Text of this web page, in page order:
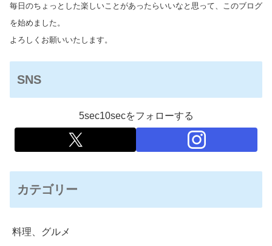
毎日のちょっとした楽しいことがあったらいいなと思って、このブログ
を始めました。
よろしくお願いいたします。
SNS
5sec10secをフォローする
カテゴリー
料理、グルメ